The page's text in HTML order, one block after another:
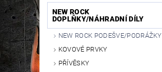
NEW ROCK
DOPLŇKY/NÁHRADNÍ DÍLY
NEW ROCK PODEŠVE/PODRÁŽKY
KOVOVÉ PRVKY
PŘÍVĚSKY